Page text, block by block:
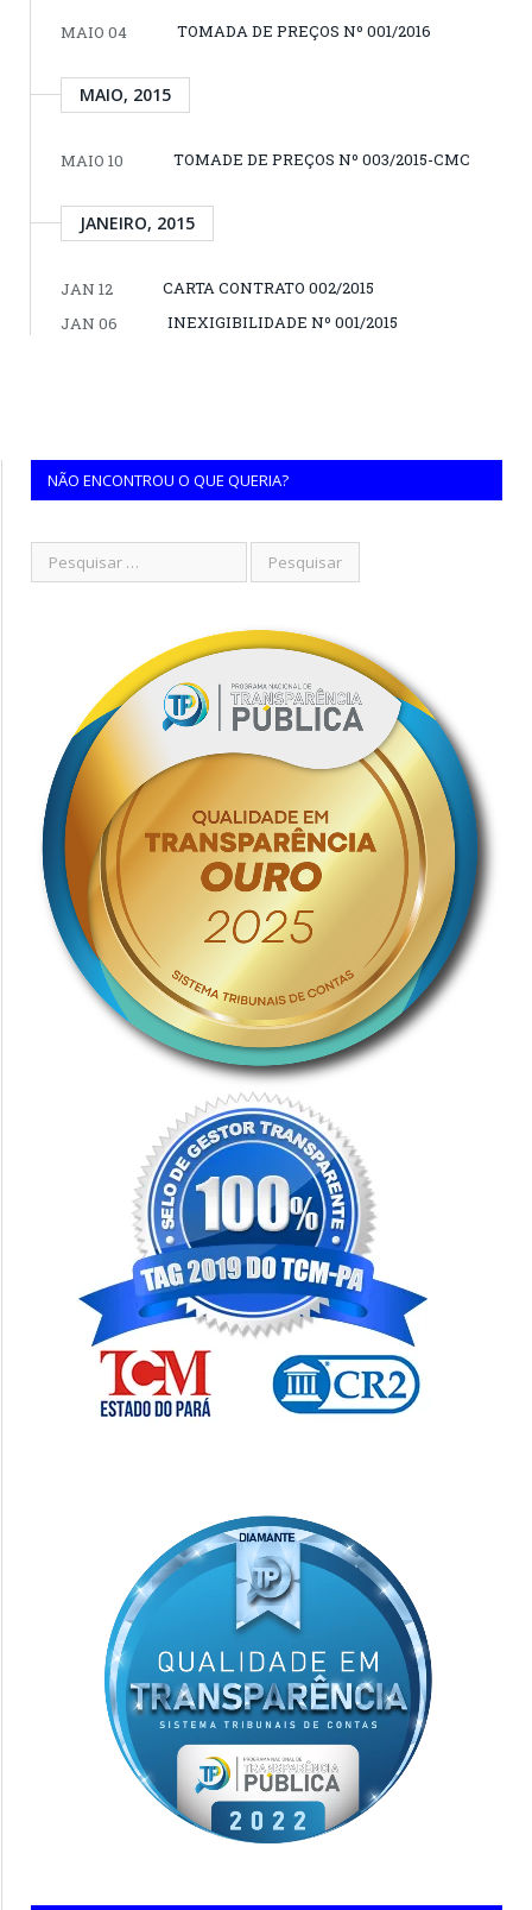
MAIO 04 TOMADA DE PREÇOS Nº 001/2016
MAIO, 2015
MAIO 10 TOMADE DE PREÇOS Nº 003/2015-CMC
JANEIRO, 2015
JAN 12
CARTA CONTRATO 002/2015
JAN 06
INEXIGIBILIDADE Nº 001/2015
NÃO ENCONTROU O QUE QUERIA?